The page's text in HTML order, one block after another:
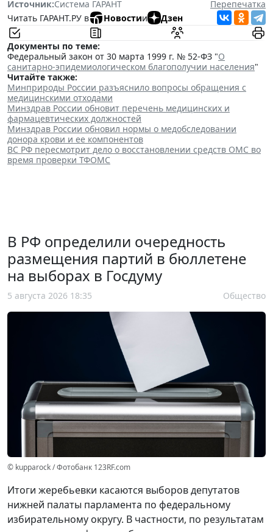
Источник:Система ГАРАНТ
Перепечатка
Читать ГАРАНТ.РУ в
Новостии Дзен
Документы по теме:
Федеральный закон от 30 марта 1999 г. № 52-ФЗ "О
санитарно-эпидемиологическом благополучии населения"
Читайте также:
Минприроды России разъяснило вопросы обращения с
медицинскими отходами
Минздрав России обновит перечень медицинских и
фармацевтических должностей
Минздрав России обновил нормы о медобследовании
донора крови и ее компонентов
ВС РФ пересмотрит дело о восстановлении средств ОМС во
время проверки ТФОМС
В РФ определили очередность
размещения партий в бюллетене
на выборах в Госдуму
5 августа 2026 18:35 Общество
© kupparock / Фотобанк 123RF.com
Итоги жеребьевки касаются выборов депутатов
нижней палаты парламента по федеральному
избирательному округу. В частности, по результатам